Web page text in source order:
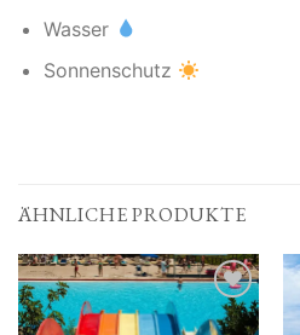
Wasser
Sonnenschutz
ÄHNLICHE PRODUKTE